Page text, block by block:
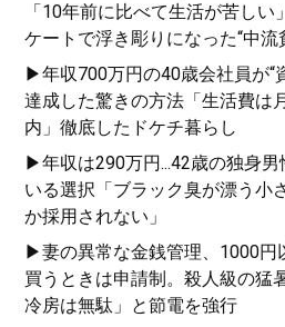
「10年前に比べて生活が苦しい
ケートで浮き彫りになった“中流
▶年収700万円の40歳会社員が“
達成した驚きの方法「生活費は
内」徹底したドケチ暮らし
▶年収は290万円...42歳の独身男
いる選択「ブラック臭が漂う小
か採用されない」
▶妻の異常な金銭管理、1000円
買うときは申請制。殺人級の猛
冷房は無駄」と節電を強行